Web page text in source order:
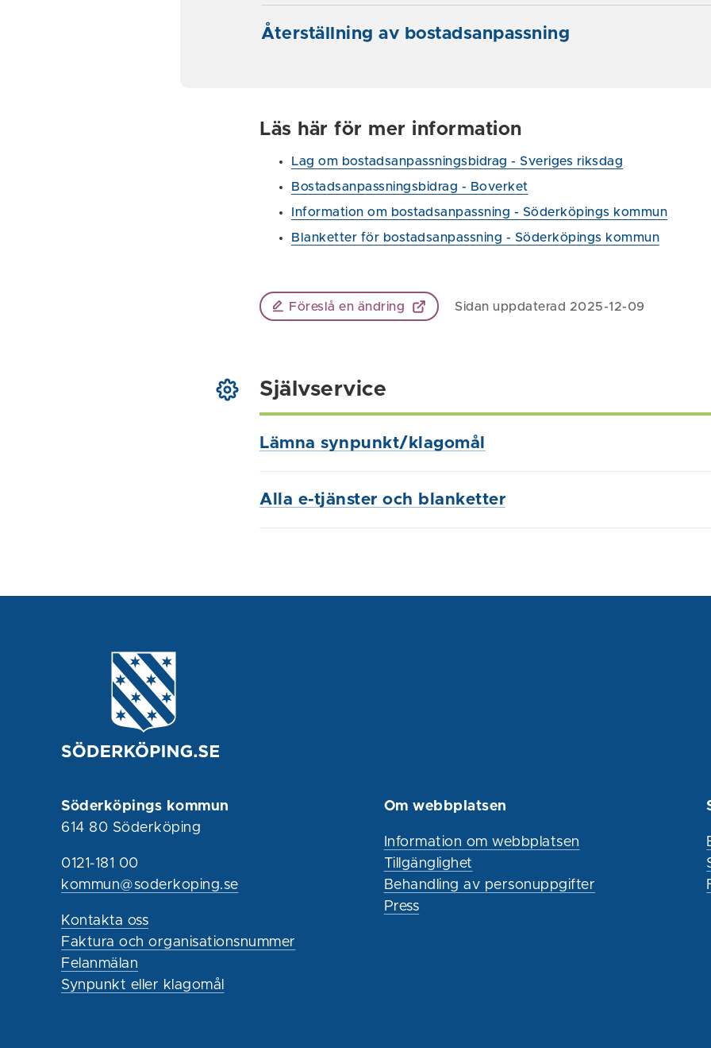
Återställning av bostadsanpassning
Läs här för mer information
Lag om bostadsanpassningsbidrag - Sveriges riksdag
Bostadsanpassningsbidrag - Boverket
Information om bostadsanpassning - Söderköpings kommun
Blanketter för bostadsanpassning - Söderköpings kommun
Föreslå en ändring Sidan uppdaterad 2025-12-09
Självservice
Lämna synpunkt/klagomål
Alla e-tjänster och blanketter
Söderköpings kommun
614 80 Söderköping
0121-181 00
kommun@soderkoping.se
Kontakta oss
Faktura och organisationsnummer
Felanmälan
Synpunkt eller klagomål
Om webbplatsen
Information om webbplatsen
Tillgänglighet
Behandling av personuppgifter
Press